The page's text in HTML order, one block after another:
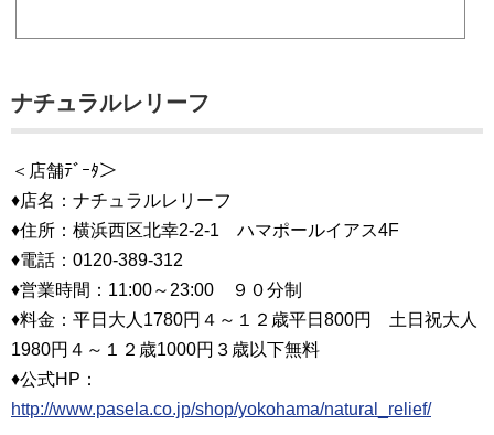
ナチュラルレリーフ
＜店舗ﾃﾞｰﾀ＞
♦店名：ナチュラルレリーフ
♦住所：横浜西区北幸2-2-1 ハマポールイアス4F
♦電話：0120‐389‐312
♦営業時間：11:00～23:00 ９０分制
♦料金：平日大人1780円４～１２歳平日800円 土日祝大人
1980円４～１２歳1000円３歳以下無料
♦公式HP：
http://www.pasela.co.jp/shop/yokohama/natural_relief/